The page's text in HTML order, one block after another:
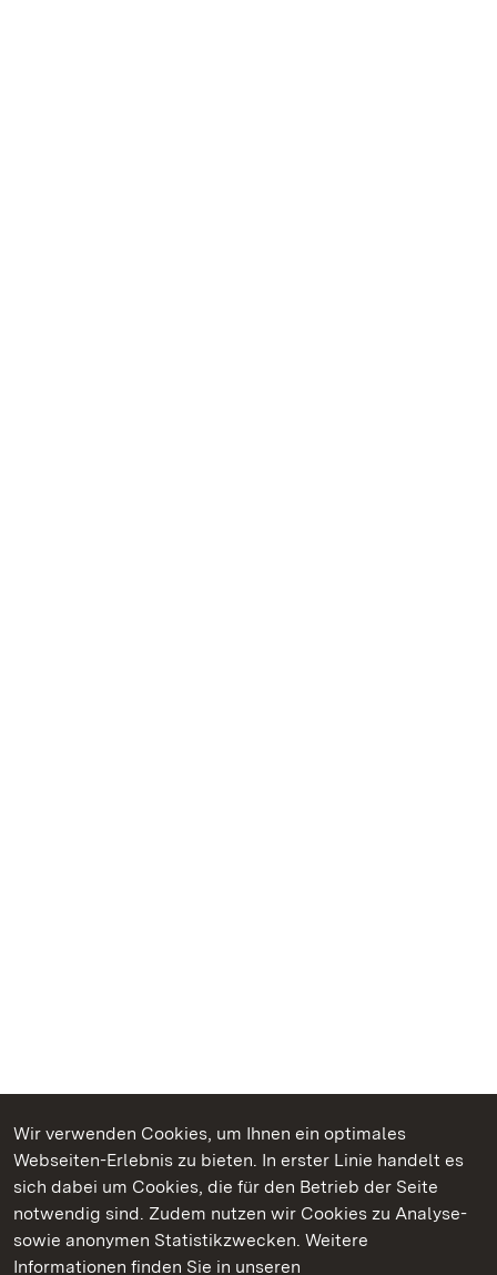
Wir verwenden Cookies, um Ihnen ein optimales
Webseiten-Erlebnis zu bieten. In erster Linie handelt es
sich dabei um Cookies, die für den Betrieb der Seite
notwendig sind. Zudem nutzen wir Cookies zu Analyse-
sowie anonymen Statistikzwecken. Weitere
Informationen finden Sie in unseren
Kommen. Staunen. Genießen.